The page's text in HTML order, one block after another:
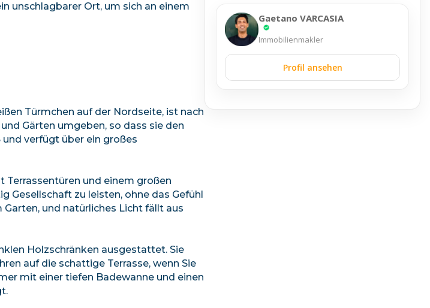
unschlagbarer Ort, um sich an einem
Türmchen auf der Nordseite, ist nach
Gärten umgeben, so dass sie den
verfügt über ein großes
und einem großen
Gesellschaft zu leisten, ohne das Gefühl
und natürliches Licht fällt aus
Holzschränken ausgestattet. Sie
auf die schattige Terrasse, wenn Sie
mit einer tiefen Badewanne und einen
Gaetano VARCASIA
Immobilienmakler
Profil ansehen